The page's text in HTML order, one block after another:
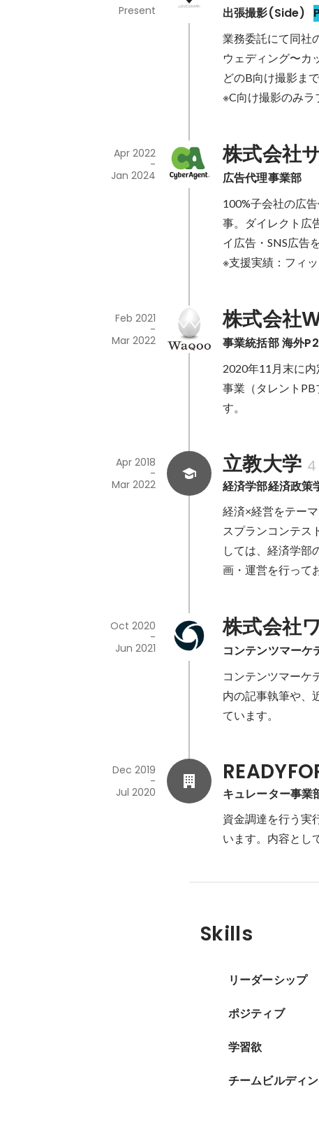
出張撮影(Side)
Present
業務委託にて同社
ウェディング〜カ
どのB向け撮影ま
※C向け撮影のみラ
株式会社
広告代理事業部
Apr 2022
-
Jan 2024
100%子会社の広
事。ダイレクト広
イ広告・SNS広告
※支援実績：フィ
株式会社
事業統括部 海外
Feb 2021
-
Mar 2022
2020年11月末に
事業（タレント
す。
立教大学
経済学部経済政策
Apr 2018
-
Mar 2022
経済×経営をテー
スプランコンテス
しては、経済学部
画・運営を行って
株式会社
コンテンツマー
Oct 2020
-
Jun 2021
コンテンツマーケ
内の記事執筆や、
ています。
キュレーター事
Dec 2019
-
Jul 2020
資金調達を行う実
います。内容とし
Skills
リーダーシップ
ポジティブ
学習欲
チームビルディ